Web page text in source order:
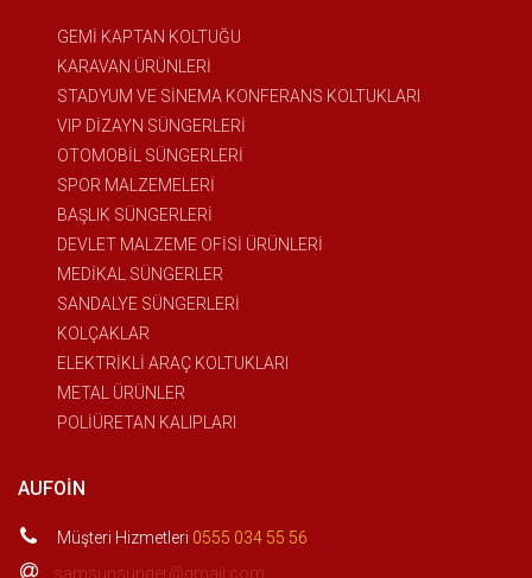
GEMİ KAPTAN KOLTUĞU
KARAVAN ÜRÜNLERİ
STADYUM VE SİNEMA KONFERANS KOLTUKLARI
VIP DİZAYN SÜNGERLERİ
OTOMOBİL SÜNGERLERİ
SPOR MALZEMELERİ
BAŞLIK SÜNGERLERİ
DEVLET MALZEME OFİSİ ÜRÜNLERİ
MEDİKAL SÜNGERLER
SANDALYE SÜNGERLERİ
KOLÇAKLAR
ELEKTRİKLİ ARAÇ KOLTUKLARI
METAL ÜRÜNLER
POLİÜRETAN KALIPLARI
AUFOIN
Müşteri Hizmetleri 0555 034 55 56
samsunsunger@gmail.com